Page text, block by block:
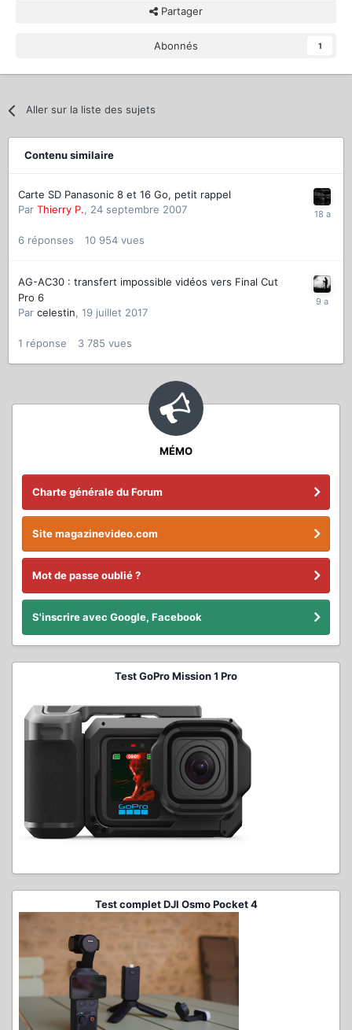
Partager
Abonnés 1
Aller sur la liste des sujets
Contenu similaire
Carte SD Panasonic 8 et 16 Go, petit rappel
Par Thierry P., 24 septembre 2007
6 réponses 10 954 vues
AG-AC30 : transfert impossible vidéos vers Final Cut
Pro 6
Par celestin, 19 juillet 2017
1 réponse 3 785 vues
MÉMO
Charte générale du Forum
Site magazinevideo.com
Mot de passe oublié ?
S'inscrire avec Google, Facebook
Test GoPro Mission 1 Pro
Test complet DJI Osmo Pocket 4